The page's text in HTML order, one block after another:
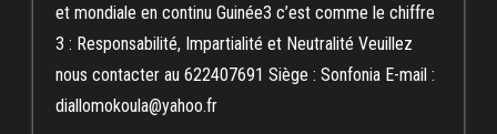
et mondiale en continu Guinée3 c’est comme le chiffre
3 : Responsabilité, Impartialité et Neutralité Veuillez
nous contacter au 622407691 Siège : Sonfonia E-mail :
diallomokoula@yahoo.fr